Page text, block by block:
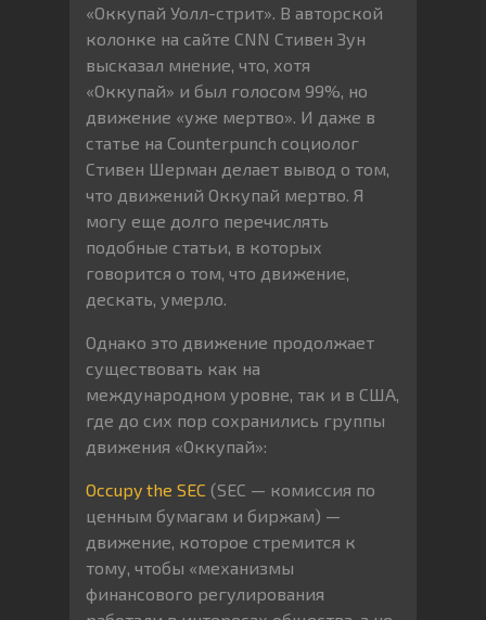
«Оккупай Уолл-стрит». В авторской
колонке на сайте CNN Стивен Зун
высказал мнение, что, хотя
«Оккупай» и был голосом 99%, но
движение «уже мертво». И даже в
статье на Counterpunch социолог
Стивен Шерман делает вывод о том,
что движений Оккупай мертво. Я
могу еще долго перечислять
подобные статьи, в которых
говорится о том, что движение,
дескать, умерло.
Однако это движение продолжает
существовать как на
международном уровне, так и в США,
где до сих пор сохранились группы
движения «Оккупай»:
Occupy the SEC (SEC — комиссия по
ценным бумагам и биржам) —
движение, которое стремится к
тому, чтобы «механизмы
финансового регулирования